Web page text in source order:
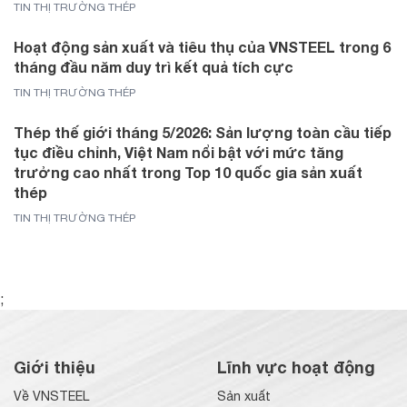
TIN THỊ TRƯỜNG THÉP
Hoạt động sản xuất và tiêu thụ của VNSTEEL trong 6
tháng đầu năm duy trì kết quả tích cực
TIN THỊ TRƯỜNG THÉP
Thép thế giới tháng 5/2026: Sản lượng toàn cầu tiếp
tục điều chỉnh, Việt Nam nổi bật với mức tăng
trưởng cao nhất trong Top 10 quốc gia sản xuất
thép
TIN THỊ TRƯỜNG THÉP
;
Giới thiệu
Về VNSTEEL
Lĩnh vực hoạt động
Sản xuất